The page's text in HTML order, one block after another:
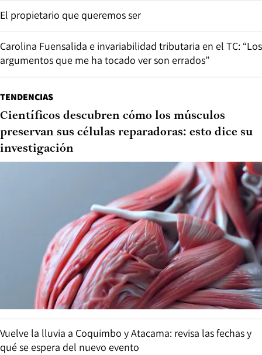
El propietario que queremos ser
Carolina Fuensalida e invariabilidad tributaria en el TC: “Los
argumentos que me ha tocado ver son errados”
TENDENCIAS
Científicos descubren cómo los músculos
preservan sus células reparadoras: esto dice su
investigación
Vuelve la lluvia a Coquimbo y Atacama: revisa las fechas y
qué se espera del nuevo evento